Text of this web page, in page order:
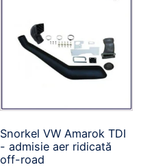
Snorkel VW Amarok TDI
- admisie aer ridicată
off-road